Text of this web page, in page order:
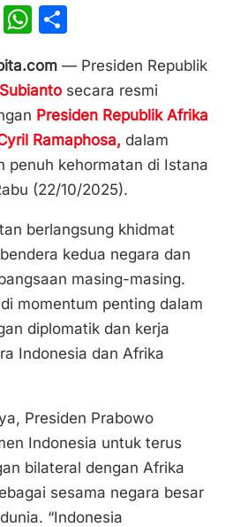
X
W
at
s
A
p
p
ar
e
— Presiden Republik
secara resmi
Presiden Republik Afrika
Ramaphosa, dalam
penuh kehormatan di Istana
(22/10/2025).
berlangsung khidmat
kedua negara dan
masing-masing.
momentum penting dalam
diplomatik dan kerja
Indonesia dan Afrika
Presiden Prabowo
Indonesia untuk terus
bilateral dengan Afrika
sesama negara besar
“Indonesia